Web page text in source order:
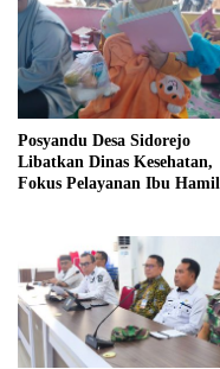
Posyandu Desa Sidorejo
Libatkan Dinas Kesehatan,
Fokus Pelayanan Ibu Hamil